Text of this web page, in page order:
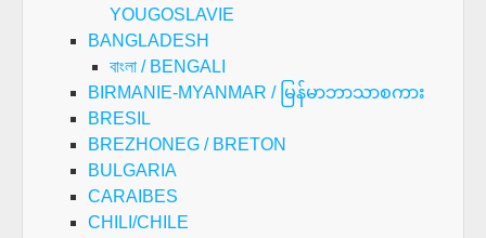
YOUGOSLAVIE
BANGLADESH
বাংলা / BENGALI
BIRMANIE-MYANMAR / မြန်မာဘာသာစကား
BRESIL
BREZHONEG / BRETON
BULGARIA
CARAIBES
CHILI/CHILE